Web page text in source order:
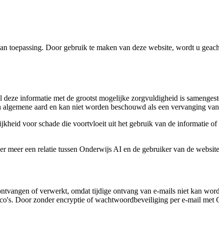
Door gebruik te maken van deze website, wordt u
informatie met de grootst mogelijke zorgvuldigheid is
aard en kan niet worden beschouwd als een vervanging
voor schade die voortvloeit uit het gebruik van de informatie
een relatie tussen Onderwijs AI en de gebruiker van de
of verwerkt, omdat tijdige ontvang van e-mails niet kan
Door zonder encryptie of wachtwoordbeveiliging per e-mail met